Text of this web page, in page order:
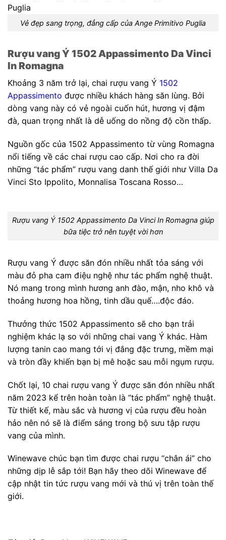
Vẻ đẹp sang trọng, đẳng cấp của Ange Primitivo Puglia
Rượu vang Ý 1502 Appassimento Da Vinci
In Romagna
Khoảng 3 năm trở lại, chai rượu vang Ý 1502
Appassimento được nhiều khách hàng săn lùng. Bởi
dòng vang này có vẻ ngoài cuốn hút, hương vị đậm
đà, quan trọng nhất là dễ uống do nồng độ cồn thấp.
Nguồn gốc của 1502 Appassimento từ vùng Romagna
nổi tiếng về các chai rượu cao cấp. Nơi cho ra đời
những “tác phẩm” rượu vang danh thế giới như Villa Da
Vinci Sto Ippolito, Monnalisa Toscana Rosso…
Rượu vang Ý 1502 Appassimento Da Vinci In Romagna giúp
bữa tiệc trở nên tuyệt vời hơn
Rượu vang Ý được săn đón nhiều nhất tỏa sáng với
màu đỏ pha cam điệu nghệ như tác phẩm nghệ thuật.
Nó mang trong mình hương anh đào, mận, nho khô và
thoảng hương hoa hồng, tinh dầu quế….độc đáo.
Thưởng thức 1502 Appassimento sẽ cho bạn trải
nghiệm khác lạ so với những chai vang Ý khác. Hàm
lượng tanin cao mang tới vị đắng đặc trưng, mềm mại
và tròn đầy khiến bạn bị mê hoặc sau mỗi ngụm rượu.
Chốt lại, 10 chai rượu vang Ý được săn đón nhiều nhất
năm 2023 kể trên hoàn toàn là “tác phẩm” nghệ thuật.
Từ thiết kế, màu sắc và hương vị của rượu đều hoàn
hảo nên nó sẽ là điểm sáng trong bộ sưu tập rượu
vang của mình.
Winewave chúc bạn tìm được chai rượu “chân ái” cho
những dịp lễ sắp tới! Bạn hãy theo dõi Winewave để
cập nhật tin tức rượu vang mới và thú vị trên toàn thế
giới.